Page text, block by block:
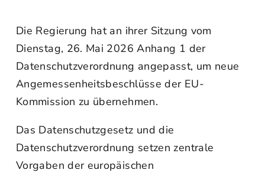
Die Regierung hat an ihrer Sitzung vom
Dienstag, 26. Mai 2026 Anhang 1 der
Datenschutzverordnung angepasst, um neue
Angemessenheitsbeschlüsse der EU-
Kommission zu übernehmen.
Das Datenschutzgesetz und die
Datenschutzverordnung setzen zentrale
Vorgaben der europäischen